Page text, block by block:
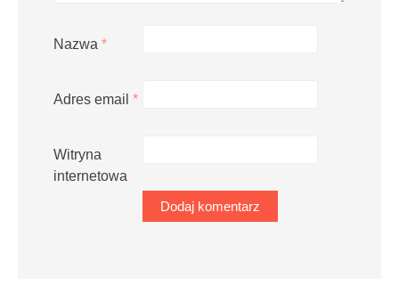
Nazwa *
Adres email *
Witryna
internetowa